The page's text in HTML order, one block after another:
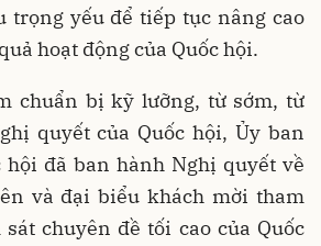
trọng yếu để tiếp tục nâng cao
hoạt động của Quốc hội.
chuẩn bị kỹ lưỡng, từ sớm, từ
quyết của Quốc hội, Ủy ban
hội đã ban hành Nghị quyết về
và đại biểu khách mời tham
chuyên đề tối cao của Quốc